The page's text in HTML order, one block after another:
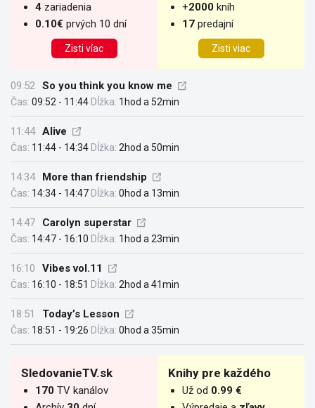
4 zariadenia
0.10€ prvých 10 dní
Zisti víac
+2000 kníh
17 predajní
Zisti viac
09:52 So you think you know me
Čas: 09:52 - 11:44 Dĺžka: 1hod a 52min
11:44 Alive
Čas: 11:44 - 14:34 Dĺžka: 2hod a 50min
14:34 More than friendship
Čas: 14:34 - 14:47 Dĺžka: 0hod a 13min
14:47 Carolyn superstar
Čas: 14:47 - 16:10 Dĺžka: 1hod a 23min
16:10 Vibes vol.11
Čas: 16:10 - 18:51 Dĺžka: 2hod a 41min
18:51 Today’s Lesson
Čas: 18:51 - 19:26 Dĺžka: 0hod a 35min
SledovanieTV.sk
170 TV kanálov
Knihy pre každého
Už od 0.99 €